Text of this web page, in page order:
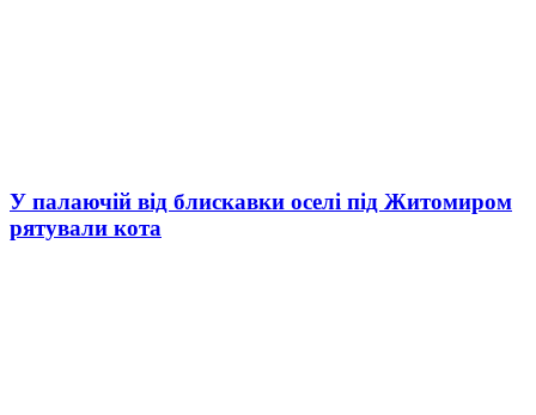
У палаючій від блискавки оселі під Житомиром
рятували кота